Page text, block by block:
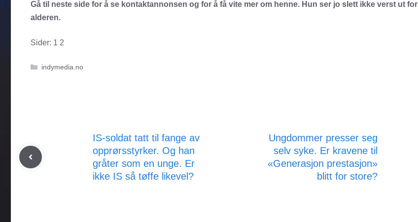
Gå til neste side for å se kontaktannonsen og for å få vite mer om henne. Hun ser jo slett ikke verst ut for
alderen.
Sider: 1 2
Kategorier
indymedia.no
IS-soldat tatt til fange av
opprørsstyrker. Og han
gråter som en unge. Er
ikke IS så tøffe likevel?
Ungdommer presser seg
selv syke. Er kravene til
«Generasjon prestasjon»
blitt for store?